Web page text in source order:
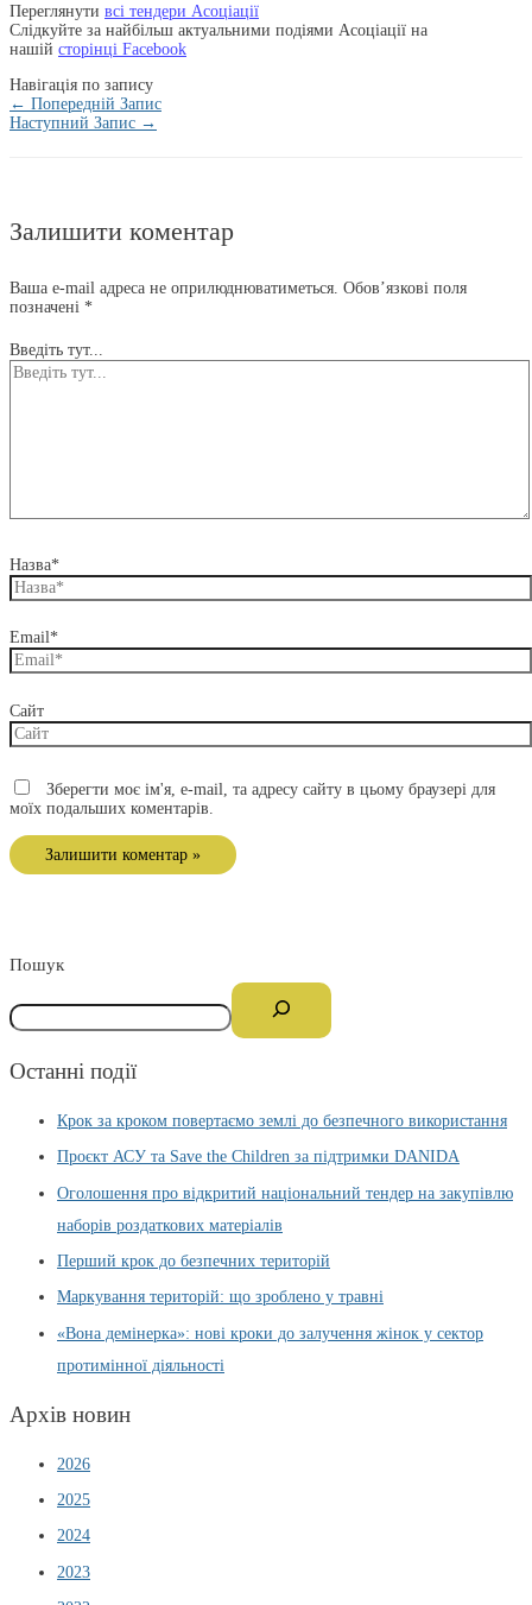
Переглянути всі тендери Асоціації
Слідкуйте за найбільш актуальними подіями Асоціації на
нашій сторінці Facebook
Навігація по запису
← Попередній Запис
Наступний Запис →
Залишити коментар
Ваша e-mail адреса не оприлюднюватиметься. Обов’язкові поля
позначені *
Введіть тут...
Назва*
Email*
Сайт
Зберегти моє ім'я, e-mail, та адресу сайту в цьому браузері для
моїх подальших коментарів.
Пошук
Останні події
Крок за кроком повертаємо землі до безпечного використання
Проєкт АСУ та Save the Children за підтримки DANIDA
Оголошення про відкритий національний тендер на закупівлю
наборів роздаткових матеріалів
Перший крок до безпечних територій
Маркування територій: що зроблено у травні
«Вона демінерка»: нові кроки до залучення жінок у сектор
протимінної діяльності
Архів новин
2026
2025
2024
2023